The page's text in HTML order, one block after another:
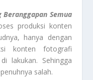
Beranggapan Semua
produksi konten
hanya dengan
konten fotografi
lakukan. Sehingga
salah.